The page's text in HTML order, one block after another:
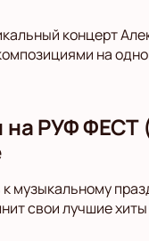
концерт
на
РУФ ФЕСТ
музыкальному
свои лучшие